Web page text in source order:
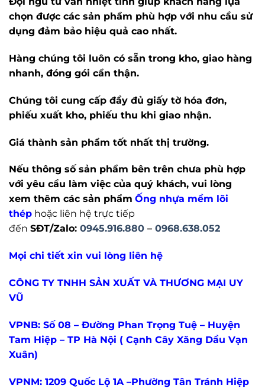
chọn được các sản phẩm phù hợp với nhu cầu sử
dụng đảm bảo hiệu quả cao nhất.
Hàng chúng tôi luôn có sẵn trong kho, giao hàng
nhanh, đóng gói cẩn thận.
Chúng tôi cung cấp đầy đủ giấy tờ hóa đơn,
phiếu xuất kho, phiếu thu khi giao nhận.
Giá thành sản phẩm tốt nhất thị trường.
Nếu thông số sản phẩm bên trên chưa phù hợp
với yêu cầu làm việc của quý khách, vui lòng
xem thêm các sản phẩm Ống nhựa mềm lõi
thép hoặc liên hệ trực tiếp
đến SĐT/Zalo: 0945.916.880 – 0968.638.052
Mọi chi tiết xin vui lòng liên hệ
CÔNG TY TNHH SẢN XUẤT VÀ THƯƠNG MẠI UY
VŨ
VPNB: Số 08 – Đường Phan Trọng Tuệ – Huyện
Tam Hiệp – TP Hà Nội ( Cạnh Cây Xăng Dầu Vạn
Xuân)
VPNM: 1209 Quốc Lộ 1A –Phường Tân Tránh Hiệp